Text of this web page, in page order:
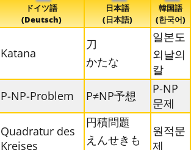
ドイツ語
(Deutsch)
日本語
(日本語)
韓国語
(한국어)
Katana
刀
かたな
일본도
외날의
칼
P-NP-Problem P≠NP予想
P-NP
문제
Quadratur des
Kreises
円積問題
えんせきも
원적문
제